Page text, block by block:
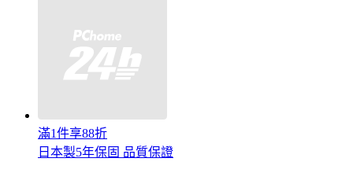
滿1件享88折
日本製5年保固 品質保證